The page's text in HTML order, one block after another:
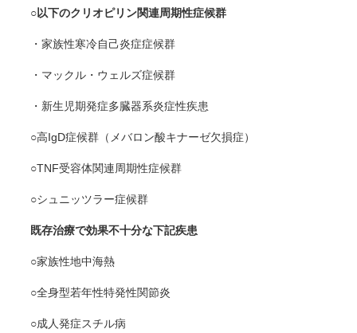
○以下のクリオピリン関連周期性症候群
・家族性寒冷自己炎症症候群
・マックル・ウェルズ症候群
・新生児期発症多臓器系炎症性疾患
○高IgD症候群（メバロン酸キナーゼ欠損症）
○TNF受容体関連周期性症候群
○シュニッツラー症候群
既存治療で効果不十分な下記疾患
○家族性地中海熱
○全身型若年性特発性関節炎
○成人発症スチル病